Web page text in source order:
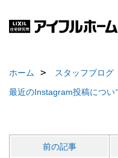
ホーム
スタッフブログ
最近のInstagram投稿につい
前の記事